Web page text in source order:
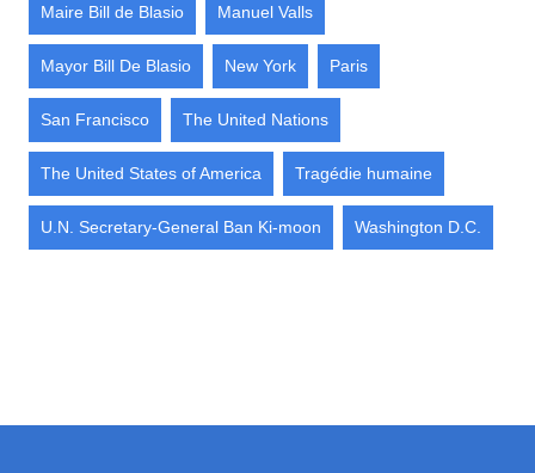
Maire Bill de Blasio Manuel Valls
Mayor Bill De Blasio New York Paris
San Francisco The United Nations
The United States of America Tragédie humaine
U.N. Secretary-General Ban Ki-moon Washington D.C.